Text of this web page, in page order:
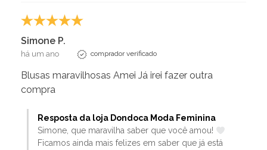
Simone P.
há um ano comprador verificado
Blusas maravilhosas Amei Já irei fazer outra
compra
Resposta da loja Dondoca Moda Feminina
Simone, que maravilha saber que você amou!
Ficamos ainda mais felizes em saber que já está